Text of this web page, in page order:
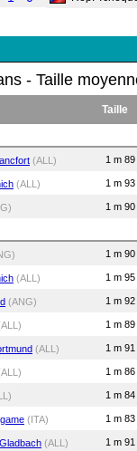
- Taille
Taille
(ALL) 1 m 89
(ALL) 1 m 93
1 m 90
1 m 90
(ALL) 1 m 95
(ANG) 1 m 92
1 m 89
(ALL) 1 m 91
1 m 86
1 m 84
(ITA) 1 m 83
(ALL) 1 m 91